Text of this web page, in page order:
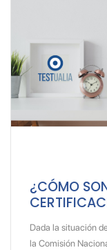
¿CÓMO
Dada la situación
la Comisión